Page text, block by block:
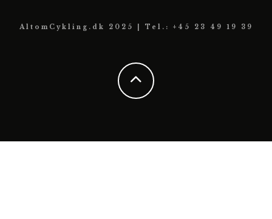
AltomCykling.dk 2025 | Tel.: +45 23 49 19 39